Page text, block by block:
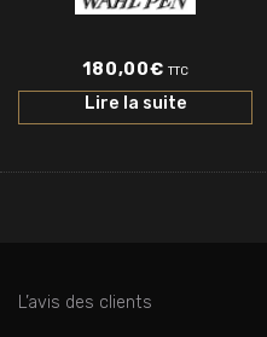
180,00€ TTC
Lire la suite
L’avis des clients